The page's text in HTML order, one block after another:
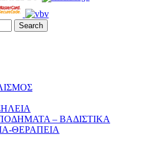
Search
– ΒΑΔΙΣΤΙΚΑ
ΘΕΡΑΠΕΙΑ